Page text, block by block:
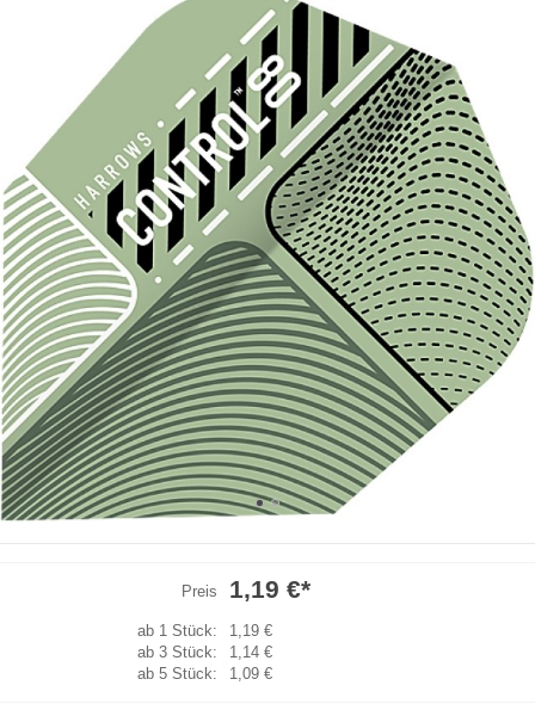
Preis 1,19 €*
ab 1 Stück:
1,19 €
ab 3 Stück:
1,14 €
ab 5 Stück:
1,09 €